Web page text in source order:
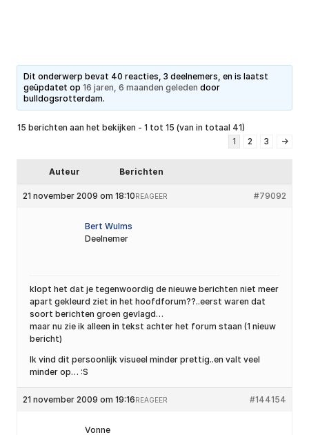
Dit onderwerp bevat 40 reacties, 3 deelnemers, en is laatst
geüpdatet op16 jaren, 6 maanden geleden door
bulldogsrotterdam.
15 berichten aan het bekijken - 1 tot 15 (van in totaal 41)
1
2 3 →
Auteur Berichten
21 november 2009 om 18:10 #79092
REAGEER
Bert Wulms
Deelnemer
klopt het dat je tegenwoordig de nieuwe berichten niet meer
apart gekleurd ziet in het hoofdforum??..eerst waren dat
soort berichten groen gevlagd…
maar nu zie ik alleen in tekst achter het forum staan (1 nieuw
bericht)
Ik vind dit persoonlijk visueel minder prettig..en valt veel
minder op… :S
21 november 2009 om 19:16 #144154
REAGEER
Vonne